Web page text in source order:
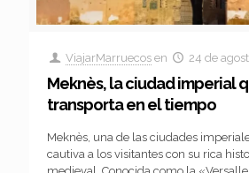
ViajarMarruecos en 24 de
Meknès, la ciudad imperial
transporta en el tiempo
Meknès, una de las ciudades
cautiva a los visitantes con su rica